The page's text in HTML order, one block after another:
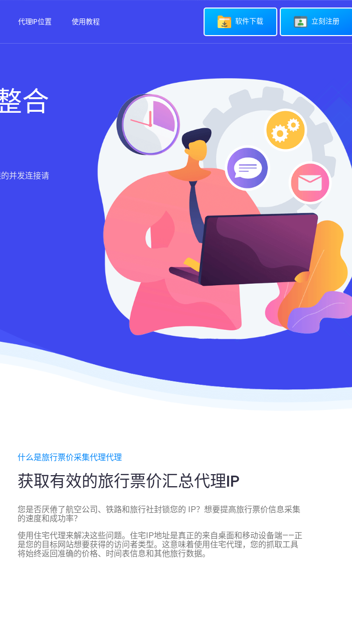
代理IP位置 使用教程 软件下载 立刻注册
合
并发连接请
什么是旅行票价采集代理代理
获取有效的旅行票价汇总代理IP
您是否厌倦了航空公司、铁路和旅行社封锁您的 IP？想要提高旅行票价信息采集
的速度和成功率？
使用住宅代理来解决这些问题。住宅IP地址是真正的来自桌面和移动设备端——正
是您的目标网站想要获得的访问者类型。这意味着使用住宅代理，您的抓取工具
将始终返回准确的价格、时间表信息和其他旅行数据。